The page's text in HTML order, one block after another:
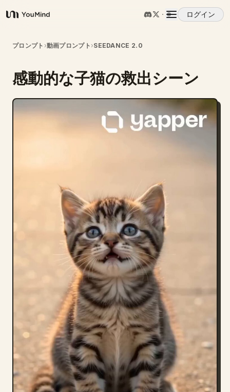
YouMind
ログイン
概要
ユースケース
スキル
プロンプト ›動画プロンプト ›SEEDANCE 2.0
感動的な子猫の救出シーン